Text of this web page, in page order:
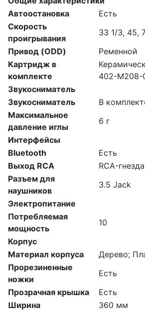
Автоостановка
Есть
Скорость
проигрывания
33 1/3, 45,
Привод (ODD)
Ременной
Картридж в
комплекте
402-M208-
Звукосниматель
Звукосниматель
В
Максимальное
давление иглы
6 г
Интерфейсы
Bluetooth
Есть
Выход RCA
RCA-гнезда
Разъем для
наушников
3.5 Jack
Электропитание
Потребляемая
мощность
10
Корпус
Материал корпуса
Дерево;
Прорезиненные
ножки
Есть
Прозрачная крышка
Есть
Ширина
360 мм